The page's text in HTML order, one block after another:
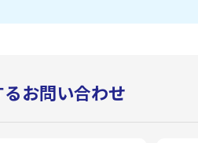
お問い合わせ